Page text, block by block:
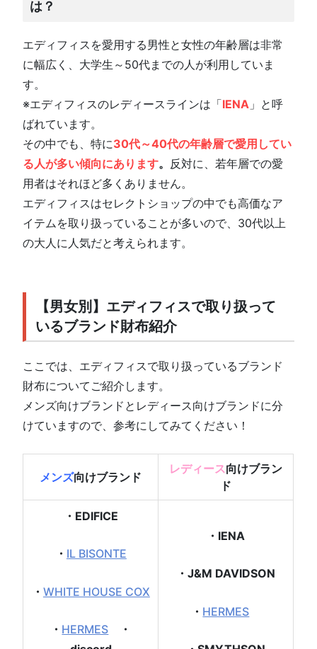
は？
エディフィスを愛用する男性と女性の年齢層は非常
に幅広く、大学生～50代までの人が利用していま
す。
※エディフィスのレディースラインは「IENA 」と呼
ばれています。
その中でも、特に30代～40代の年齢層で愛用してい
る人が多い傾向にあります。 反対に、若年層での愛
用者はそれほど多くありません。
エディフィスはセレクトショップの中でも高価なア
イテムを取り扱っていることが多いので、30代以上
の大人に人気だと考えられます。
【男女別】エディフィスで取り扱って
いるブランド財布紹介
ここでは、エディフィスで取り扱っているブランド
財布についてご紹介します。
メンズ向けブランドとレディース向けブランドに分
けていますので、参考にしてみてください！
メンズ向けブランド
レディース向けブラン
ド
・EDIFICE
・ IL BISONTE
・ WHITE HOUSE COX
・ HERMES ・
・IENA
・J&M DAVIDSON
・ HERMES